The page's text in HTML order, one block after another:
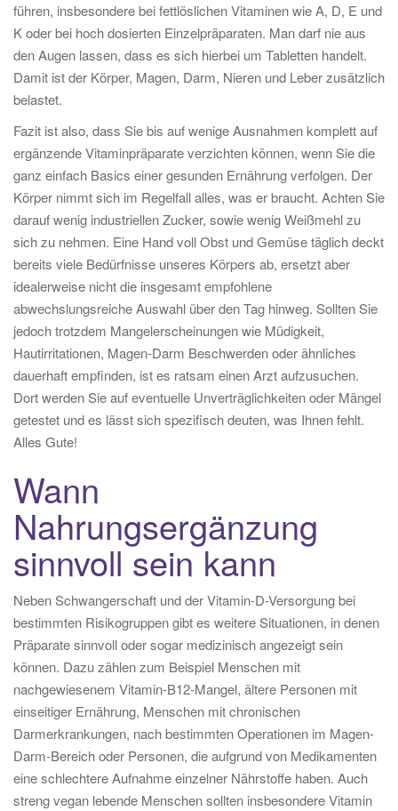
führen, insbesondere bei fettlöslichen Vitaminen wie A, D, E und
K oder bei hoch dosierten Einzelpräparaten. Man darf nie aus
den Augen lassen, dass es sich hierbei um Tabletten handelt.
Damit ist der Körper, Magen, Darm, Nieren und Leber zusätzlich
belastet.
Fazit ist also, dass Sie bis auf wenige Ausnahmen komplett auf
ergänzende Vitaminpräparate verzichten können, wenn Sie die
ganz einfach Basics einer gesunden Ernährung verfolgen. Der
Körper nimmt sich im Regelfall alles, was er braucht. Achten Sie
darauf wenig industriellen Zucker, sowie wenig Weißmehl zu
sich zu nehmen. Eine Hand voll Obst und Gemüse täglich deckt
bereits viele Bedürfnisse unseres Körpers ab, ersetzt aber
idealerweise nicht die insgesamt empfohlene
abwechslungsreiche Auswahl über den Tag hinweg. Sollten Sie
jedoch trotzdem Mangelerscheinungen wie Müdigkeit,
Hautirritationen, Magen-Darm Beschwerden oder ähnliches
dauerhaft empfinden, ist es ratsam einen Arzt aufzusuchen.
Dort werden Sie auf eventuelle Unverträglichkeiten oder Mängel
getestet und es lässt sich spezifisch deuten, was Ihnen fehlt.
Alles Gute!
Wann
Nahrungsergänzung
sinnvoll sein kann
Neben Schwangerschaft und der Vitamin-D-Versorgung bei
bestimmten Risikogruppen gibt es weitere Situationen, in denen
Präparate sinnvoll oder sogar medizinisch angezeigt sein
können. Dazu zählen zum Beispiel Menschen mit
nachgewiesenem Vitamin-B12-Mangel, ältere Personen mit
einseitiger Ernährung, Menschen mit chronischen
Darmerkrankungen, nach bestimmten Operationen im Magen-
Darm-Bereich oder Personen, die aufgrund von Medikamenten
eine schlechtere Aufnahme einzelner Nährstoffe haben. Auch
streng vegan lebende Menschen sollten insbesondere Vitamin